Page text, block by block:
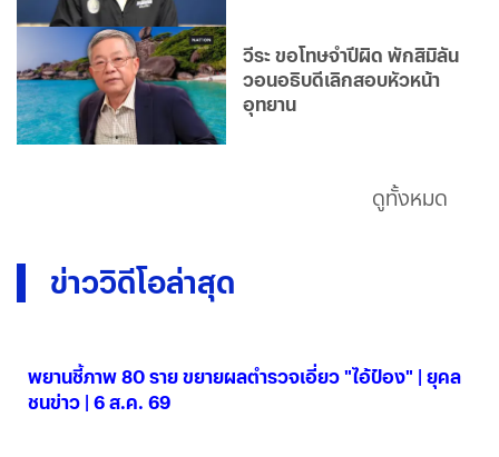
วีระ ขอโทษจำปีผิด พักสิมิลัน
วอนอธิบดีเลิกสอบหัวหน้า
อุทยาน
ดูทั้งหมด
ข่าววิดีโอล่าสุด
พยานชี้ภาพ 80 ราย ขยายผลตำรวจเอี่ยว "ไอ้ป๋อง" | ยุคล
ชนข่าว | 6 ส.ค. 69